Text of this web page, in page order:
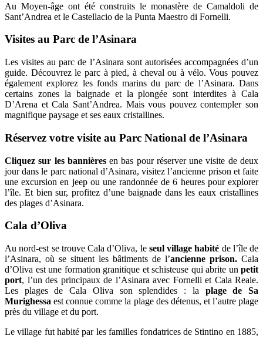
Au Moyen-âge ont été construits le monastère de Camaldoli de
Sant’Andrea et le Castellacio de la Punta Maestro di Fornelli.
Visites au Parc de l’Asinara
Les visites au parc de l’Asinara sont autorisées accompagnées d’un
guide. Découvrez le parc à pied, à cheval ou à vélo. Vous pouvez
également explorez les fonds marins du parc de l’Asinara. Dans
certains zones la baignade et la plongée sont interdites à Cala
D’Arena et Cala Sant’Andrea. Mais vous pouvez contempler son
magnifique paysage et ses eaux cristallines.
Réservez votre visite au Parc National de l’Asinara
Cliquez sur les bannièresen bas pour réserver une visite de deux
jour dans le parc national d’Asinara, visitez l’ancienne prison et faite
une excursion en jeep ou une randonnée de 6 heures pour explorer
l’île. Et bien sur, profitez d’une baignade dans les eaux cristallines
des plages d’Asinara.
Cala d’Oliva
Au nord-est se trouve Cala d’Oliva, le seul village habité de l’île de
l’Asinara, où se situent les bâtiments de l’ancienne prison. Cala
d’Oliva est une formation granitique et schisteuse qui abrite un petit
port, l’un des principaux de l’Asinara avec Fornelli et Cala Reale.
Les plages de Cala Oliva son splendides : la plage de Sa
Murighessa est connue comme la plage des détenus, et l’autre plage
près du village et du port.
Le village fut habité par les familles fondatrices de Stintino en 1885,